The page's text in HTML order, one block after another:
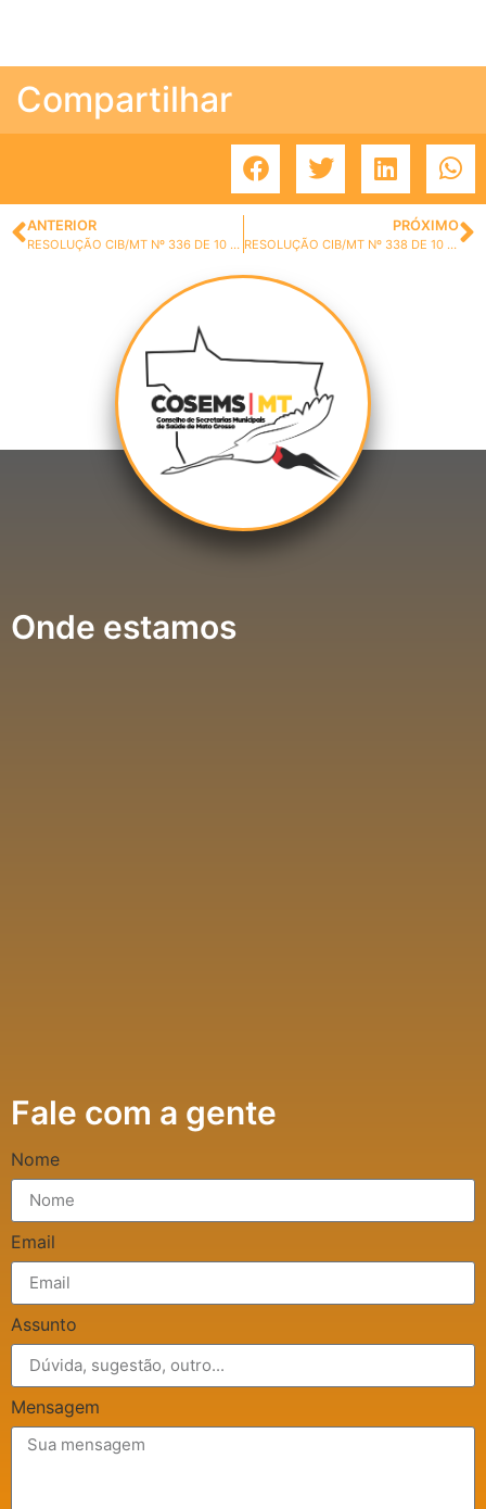
Compartilhar
ANTERIOR
RESOLUÇÃO CIB/MT Nº 336 DE 10 DE DEZEMBRO DE 2021.
PRÓXIMO
RESOLUÇÃO CIB/MT Nº 338 DE 10 DE DEZEMBRO DE 2021.
Onde estamos
Fale com a gente
Nome
Email
Assunto
Mensagem